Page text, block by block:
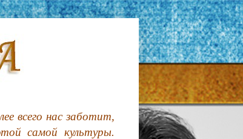
всего нас заботит,
самой культуры.